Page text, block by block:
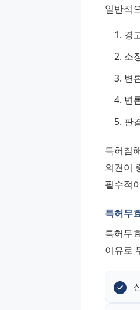
일반적
경
소
변
변
판
특허침
의견이
필수적
특허무
특허무
이유로